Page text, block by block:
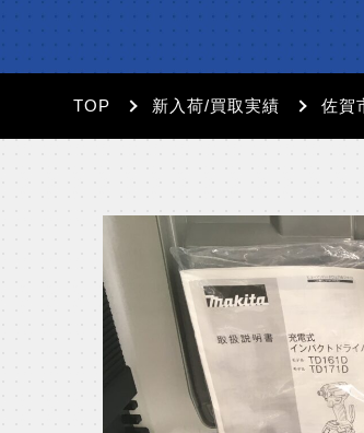
TOP 新入荷/買取実績 佐賀